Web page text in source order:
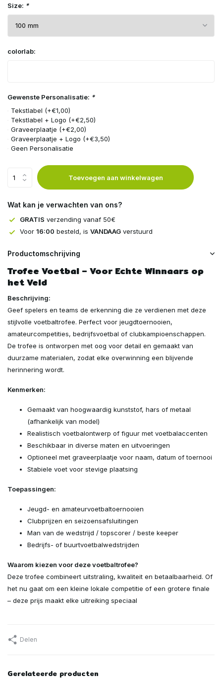
Size: *
colorlab:
Gewenste Personalisatie: *
Tekstlabel (+€1,00)
Tekstlabel + Logo (+€2,50)
Graveerplaatje (+€2,00)
Graveerplaatje + Logo (+€3,50)
Geen Personalisatie
Toevoegen aan winkelwagen
Wat kan je verwachten van ons?
GRATIS verzending vanaf 50€
Voor 16:00 besteld, is VANDAAG verstuurd
Productomschrijving
Trofee Voetbal – Voor Echte Winnaars op
het Veld
Beschrijving:
Geef spelers en teams de erkenning die ze verdienen met deze
stijlvolle voetbaltrofee. Perfect voor jeugdtoernooien,
amateurcompetities, bedrijfsvoetbal of clubkampioenschappen.
De trofee is ontworpen met oog voor detail en gemaakt van
duurzame materialen, zodat elke overwinning een blijvende
herinnering wordt.
Kenmerken:
Gemaakt van hoogwaardig kunststof, hars of metaal
(afhankelijk van model)
Realistisch voetbalontwerp of figuur met voetbalaccenten
Beschikbaar in diverse maten en uitvoeringen
Optioneel met graveerplaatje voor naam, datum of toernooi
Stabiele voet voor stevige plaatsing
Toepassingen:
Jeugd- en amateurvoetbaltoernooien
Clubprijzen en seizoensafsluitingen
Man van de wedstrijd / topscorer / beste keeper
Bedrijfs- of buurtvoetbalwedstrijden
Waarom kiezen voor deze voetbaltrofee?
Deze trofee combineert uitstraling, kwaliteit en betaalbaarheid. Of
het nu gaat om een kleine lokale competitie of een grotere finale
– deze prijs maakt elke uitreiking speciaal
Delen
Gerelateerde producten